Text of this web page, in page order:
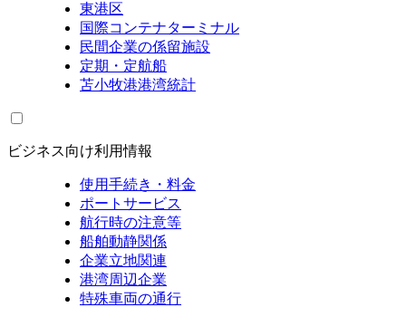
東港区
国際コンテナターミナル
民間企業の係留施設
定期・定航船
苫小牧港港湾統計
ビジネス向け利用情報
使用手続き・料金
ポートサービス
航行時の注意等
船舶動静関係
企業立地関連
港湾周辺企業
特殊車両の通行